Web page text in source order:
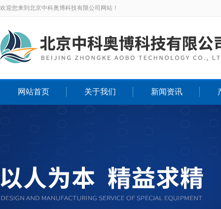
欢迎您来到北京中科奥博科技有限公司网站！
网站首页 关于我们 新闻资讯